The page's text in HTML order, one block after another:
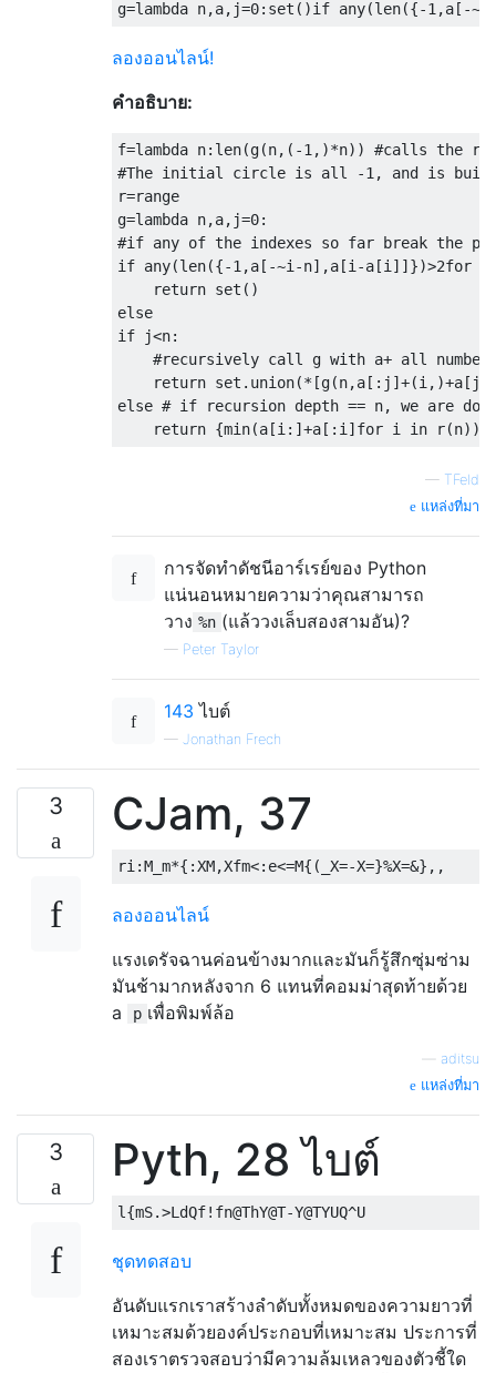
g=lambda n,a, j=0: set ()if any(len({-1,a [-~
ลองออนไลน์!
คำอธิบาย:
f=lambda n: len(g(n,(-1,)*n))
#calls the
#The initial circle is all -1, and is built
r=range
g=lambda n,a, j=0:
#if any of the indexes so far break the
if any(len({-1,a [-~i-n],a [i-a [i]]})>2for
return set ()
else
if j<n:
#recursively call g with a+ all
return set . union(*[g(n,a [: j ]+(i,)+a [ j
else # if recursion depth == n, we are
return {min(a [i:]+a [: i] for i in r(n))}
— TFeld
แหล่งที่มา
การจัดทำดัชนีอาร์เรย์ของ Python
แน่นอนหมายความว่าคุณสามารถ
วาง %n (แล้ววงเล็บสองสามอัน)?
— Peter Taylor
143ไบต์
— Jonathan Frech
3 CJam, 37
ลองออนไลน์
แรงเดรัจฉานค่อนข้างมากและมันก็รู้สึกซุ่มซ่าม
มันช้ามากหลังจาก 6 แทนที่คอมม่าสุดท้ายด้วย
a
p เพื่อพิมพ์ล้อ
aditsu
แหล่งที่มา
3 Pyth, 28 ไบต์
ชุดทดสอบ
อันดับแรกเราสร้างลำดับทั้งหมดของความยาวที่
เหมาะสมด้วยองค์ประกอบที่เหมาะสม ประการที่
สองเราตรวจสอบว่ามีความล้มเหลวของตัวชี้ใด